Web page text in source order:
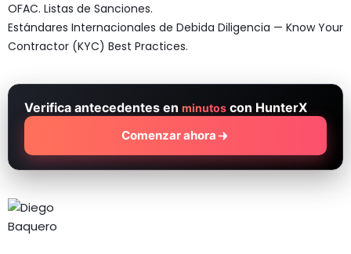
OFAC. Listas de Sanciones.
Estándares Internacionales de Debida Diligencia — Know Your
Contractor (KYC) Best Practices.
Verifica antecedentes en minutos con HunterX
Comenzar ahora